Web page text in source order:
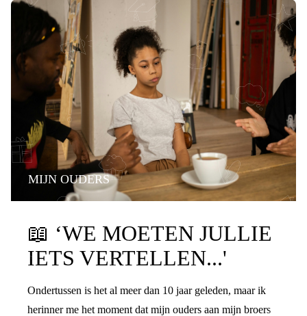
MIJN OUDERS
📖 ‘WE MOETEN JULLIE
IETS VERTELLEN...'
Ondertussen is het al meer dan 10 jaar geleden, maar ik
herinner me het moment dat mijn ouders aan mijn broers